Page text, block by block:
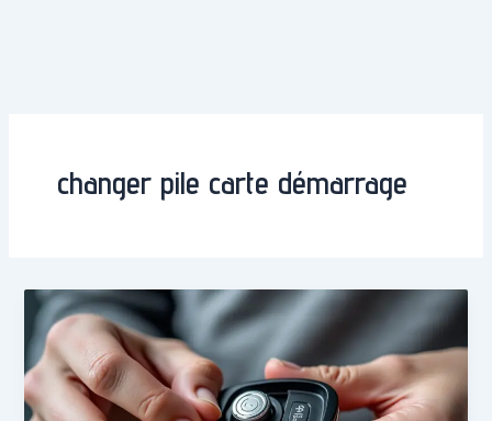
changer pile carte démarrage